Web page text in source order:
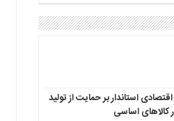
استاندار بر حمایت از تولید
کالاهای اساسی